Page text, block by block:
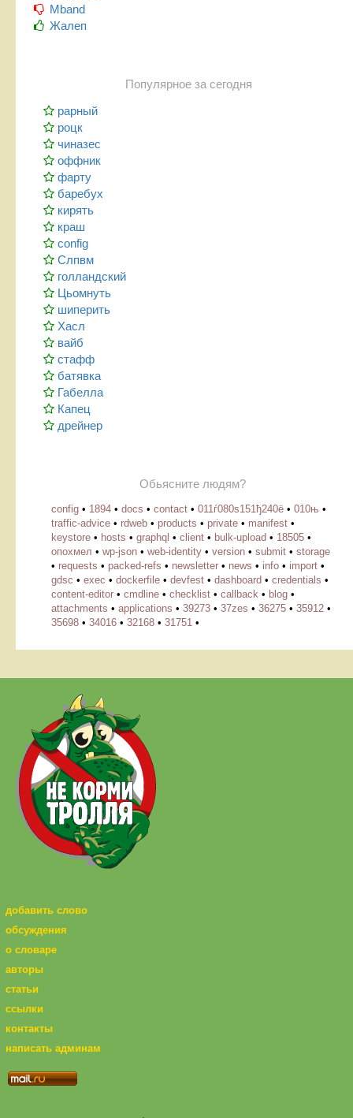
Mband
Жалеп
Популярное за сегодня
рарный
роцк
чиназес
оффник
фарту
баребух
кирять
краш
config
Слпвм
голландский
Цьомнуть
шиперить
Хасл
вайб
стафф
батявка
Габелла
Капец
дрейнер
Обьясните людям?
config • 1894 • docs • contact • 011ѓ080ѕ151ђ240ё • 010њ •
traffic-advice • rdweb • products • private • manifest •
keystore • hosts • graphql • client • bulk-upload • 18505 •
опохмел • wp-json • web-identity • version • submit • storage
• requests • packed-refs • newsletter • news • info • import •
gdsc • exec • dockerfile • devfest • dashboard • credentials •
content-editor • cmdline • checklist • callback • blog •
attachments • applications • 39273 • 37zes • 36275 • 35912 •
35698 • 34016 • 32168 • 31751 •
добавить слово
обсуждения
о словаре
авторы
статьи
ссылки
контакты
написать админам